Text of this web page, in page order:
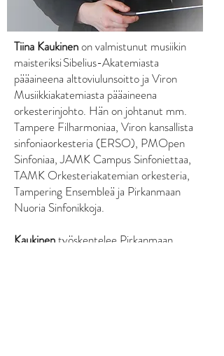
Tiina Kaukinenon valmistunut musiikin
maisteriksi Sibelius-Akatemiasta
pääaineena alttoviulunsoitto ja Viron
Musiikkiakatemiasta pääaineena
orkesterinjohto. Hän on johtanut mm.
Tampere Filharmoniaa, Viron kansallista
sinfoniaorkesteria (ERSO), PMOpen
Sinfoniaa, JAMK Campus Sinfoniettaa,
TAMK Orkesteriakatemian orkesteria,
Tampering Ensembleä ja Pirkanmaan
Nuoria Sinfonikkoja.
Kaukinentyöskentelee Pirkanmaan